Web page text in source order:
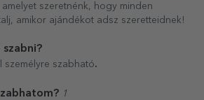
szeretnénk, hogy minden
amikor ajándékot adsz szeretteidnek!
szabható.
1